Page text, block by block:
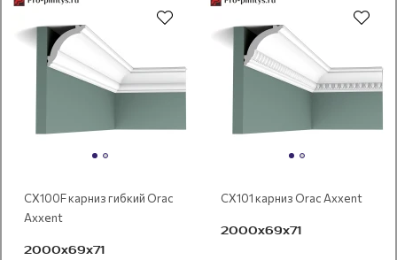
CX100F карниз гибкий Orac
Axxent
2000x69х71
CX101 карниз Orac Axxent
2000x69х71